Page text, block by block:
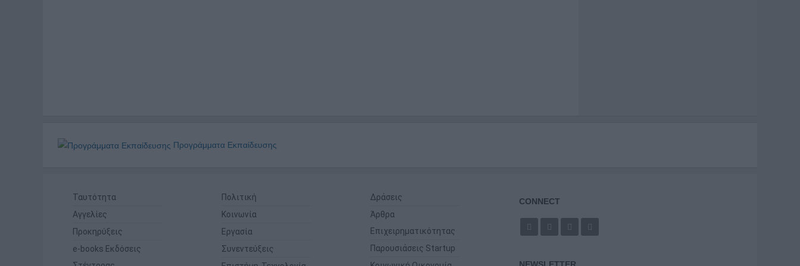
Προγράμματα Εκπαίδευσης
Ταυτότητα
Αγγελίες
Προκηρύξεις
e-books Εκδόσεις
Πολιτική
Κοινωνία
Εργασία
Συνεντεύξεις
Δράσεις
Άρθρα
Επιχειρηματικότητας
Παρουσιάσεις Startup
CONNECT